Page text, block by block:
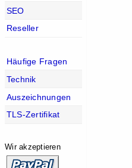
SEO
Reseller
Häufige Fragen
Technik
Auszeichnungen
TLS-Zertifikat
Wir akzeptieren